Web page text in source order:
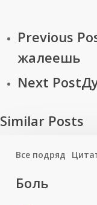
Previous
жалеешь
Next Post
Similar Posts
Все подряд
Боль